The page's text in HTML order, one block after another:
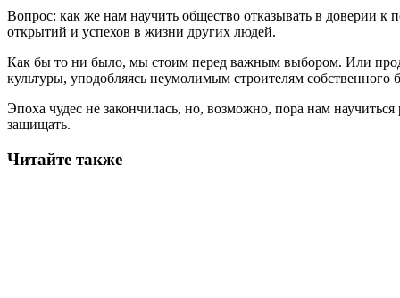
Вопрос: как же нам научить общество отказывать в доверии
открытий и успехов в жизни других людей.
Как бы то ни было, мы стоим перед важным выбором. Или
культуры, уподобляясь неумолимым строителям
Эпоха чудес не закончилась, но, возможно, пора нам
защищать.
Читайте также